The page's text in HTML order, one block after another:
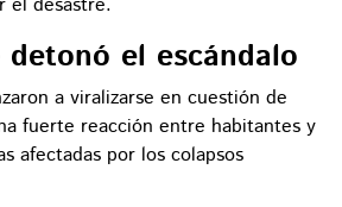
el escándalo
a viralizarse en cuestión de
fuerte reacción entre habitantes y
afectadas por los colapsos